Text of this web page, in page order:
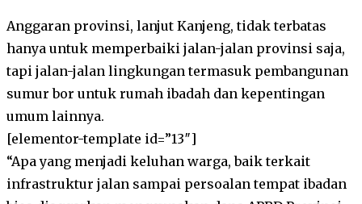
Anggaran provinsi, lanjut Kanjeng, tidak terbatas
hanya untuk memperbaiki jalan-jalan provinsi saja,
tapi jalan-jalan lingkungan termasuk pembangunan
sumur bor untuk rumah ibadah dan kepentingan
umum lainnya.
[elementor-template id=”13″]
“Apa yang menjadi keluhan warga, baik terkait
infrastruktur jalan sampai persoalan tempat ibadan